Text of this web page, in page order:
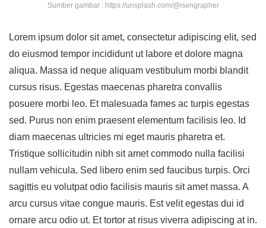
Sumber gambar : https://unsplash.com/@isengrapher
Lorem ipsum dolor sit amet, consectetur adipiscing elit, sed
do eiusmod tempor incididunt ut labore et dolore magna
aliqua. Massa id neque aliquam vestibulum morbi blandit
cursus risus. Egestas maecenas pharetra convallis
posuere morbi leo. Et malesuada fames ac turpis egestas
sed. Purus non enim praesent elementum facilisis leo. Id
diam maecenas ultricies mi eget mauris pharetra et.
Tristique sollicitudin nibh sit amet commodo nulla facilisi
nullam vehicula. Sed libero enim sed faucibus turpis. Orci
sagittis eu volutpat odio facilisis mauris sit amet massa. A
arcu cursus vitae congue mauris. Est velit egestas dui id
ornare arcu odio ut. Et tortor at risus viverra adipiscing at in.